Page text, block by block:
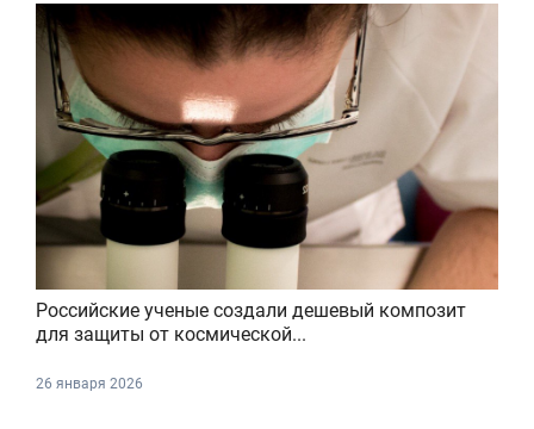
Российские ученые создали дешевый композит
для защиты от космической...
26 января 2026